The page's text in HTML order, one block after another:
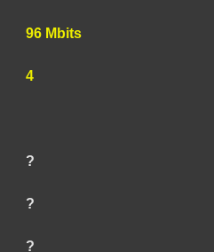
96 Mbits
4
?
?
?